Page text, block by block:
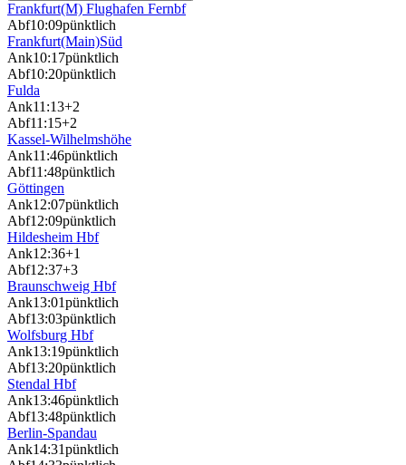
Frankfurt(M) Flughafen Fernbf
Abf10:09pünktlich
Frankfurt(Main)Süd
Ank10:17pünktlich
Abf10:20pünktlich
Fulda
Ank11:13+2
Abf11:15+2
Kassel-Wilhelmshöhe
Ank11:46pünktlich
Abf11:48pünktlich
Göttingen
Ank12:07pünktlich
Abf12:09pünktlich
Hildesheim Hbf
Ank12:36+1
Abf12:37+3
Braunschweig Hbf
Ank13:01pünktlich
Abf13:03pünktlich
Wolfsburg Hbf
Ank13:19pünktlich
Abf13:20pünktlich
Stendal Hbf
Ank13:46pünktlich
Abf13:48pünktlich
Berlin-Spandau
Ank14:31pünktlich